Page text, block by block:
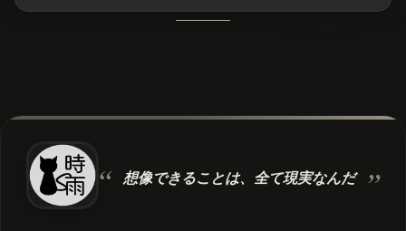
想像できることは、 全て現実なんだ